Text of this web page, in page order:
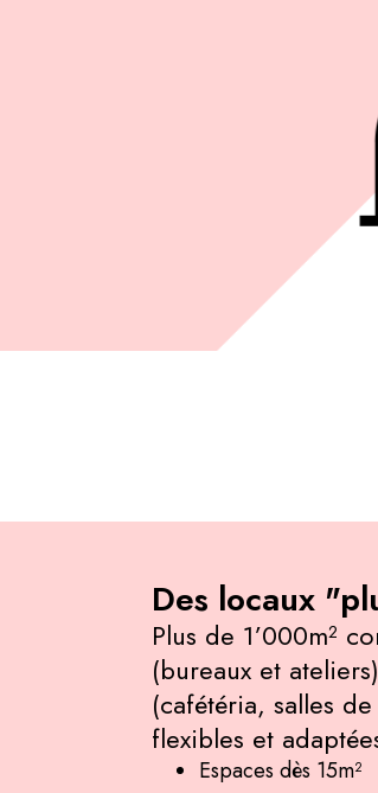
Des locaux
Plus de 1’000m²
(bureaux et
(cafétéria, salles
flexibles et
Espaces dès 15m²